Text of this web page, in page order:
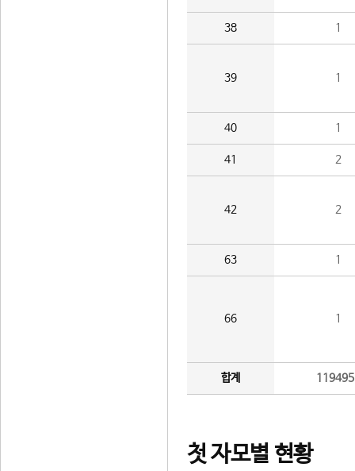
38 1
39 1
40 1
41 2
42 2
63 1
66 1
합계
첫 자모별 현황